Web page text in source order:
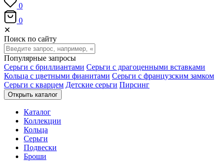
0
0
✕
Поиск по сайту
Популярные запросы
Серьги с бриллиантами Серьги с драгоценными вставками
Кольца с цветными фианитами Серьги с французским замком
Серьги с кварцем Детские серьги Пирсинг
Открыть каталог
Каталог
Коллекции
Кольца
Серьги
Подвески
Броши